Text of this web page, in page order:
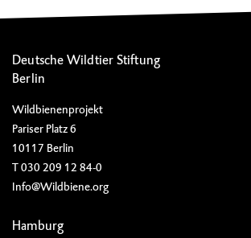
Deutsche Wildtier Stiftung
Berlin
Wildbienenprojekt
Pariser Platz 6
10117 Berlin
T 030 209 12 84-0
Info@Wildbiene.org
Hamburg